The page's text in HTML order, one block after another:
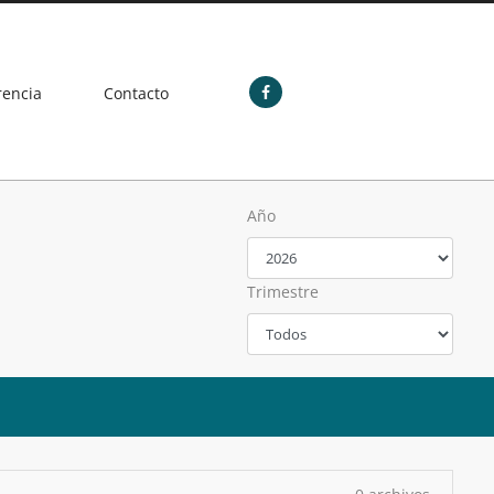
Contacto
Año
Trimestre